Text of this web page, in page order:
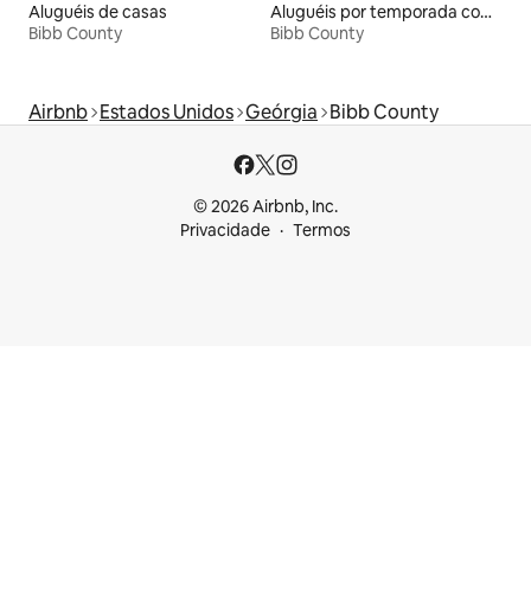
Aluguéis de casas
Bibb County
Aluguéis por temporada com acesso ao lago
Bibb County
Airbnb Estados Unidos Geórgia Bibb County
© 2026 Airbnb, Inc.
Privacidade
Termos